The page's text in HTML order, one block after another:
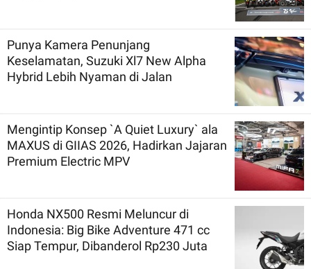
Punya Kamera Penunjang
Keselamatan, Suzuki Xl7 New Alpha
Hybrid Lebih Nyaman di Jalan
Mengintip Konsep `A Quiet Luxury` ala
MAXUS di GIIAS 2026, Hadirkan Jajaran
Premium Electric MPV
Honda NX500 Resmi Meluncur di
Indonesia: Big Bike Adventure 471 cc
Siap Tempur, Dibanderol Rp230 Juta